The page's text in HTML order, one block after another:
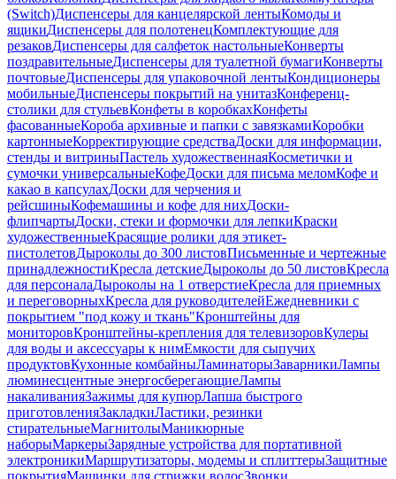
(Switch)Диспенсеры для канцелярской лентыКомоды и
ящикиДиспенсеры для полотенецКомплектующие для
резаковДиспенсеры для салфеток настольныеКонверты
поздравительныеДиспенсеры для туалетной бумагиКонверты
почтовыеДиспенсеры для упаковочной лентыКондиционеры
мобильныеДиспенсеры покрытий на унитазКонференц-
столики для стульевКонфеты в коробкахКонфеты
фасованныеКороба архивные и папки с завязкамиКоробки
картонныеКорректирующие средстваДоски для информации,
стенды и витриныПастель художественнаяКосметички и
сумочки универсальныеКофеДоски для письма меломКофе и
какао в капсулахДоски для черчения и
рейсшиныКофемашины и кофе для нихДоски-
флипчартыДоски, стеки и формочки для лепкиКраски
художественныеКрасящие ролики для этикет-
пистолетовДыроколы до 300 листовПисьменные и чертежные
принадлежностиКресла детскиеДыроколы до 50 листовКресла
для персоналаДыроколы на 1 отверстиеКресла для приемных
и переговорныхКресла для руководителейЕжедневники с
покрытием "под кожу и ткань"Кронштейны для
мониторовКронштейны-крепления для телевизоровКулеры
для воды и аксессуары к нимЕмкости для сыпучих
продуктовКухонные комбайныЛаминаторыЗаварникиЛампы
люминесцентные энергосберегающиеЛампы
накаливанияЗажимы для купюрЛапша быстрого
приготовленияЗакладкиЛастики, резинки
стирательныеМагнитолыМаникюрные
наборыМаркерыЗарядные устройства для портативной
электроникиМаршрутизаторы, модемы и сплиттерыЗащитные
покрытияМашинки для стрижки волосЗвонки